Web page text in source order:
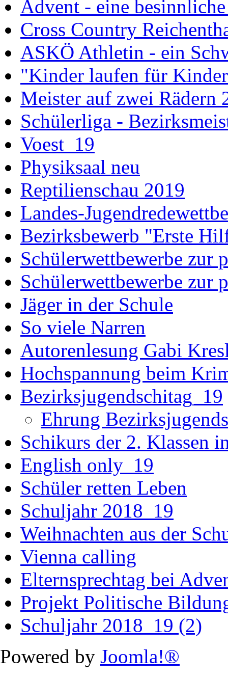
Advent - eine
Cross Country
ASKÖ Athletin - ein
"Kinder laufen für
Meister auf zwei Rädern
Schülerliga -
Voest_19
Physiksaal neu
Reptilienschau 2019
Landes-
Bezirksbewerb "Erste
Schülerwettbewerbe zur
Schülerwettbewerbe zur
Jäger in der Schule
So viele Narren
Autorenlesung Gabi
Hochspannung beim
Bezirksjugendschitag_19
Ehrung
Schikurs der 2. Klassen
English only_19
Schüler retten Leben
Schuljahr 2018_19
Weihnachten aus der
Vienna calling
Elternsprechtag bei
Projekt Politische
Schuljahr 2018_19 (2)
Powered by Joomla!®